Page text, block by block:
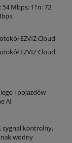
54 Mbps; 11n: 72
EZVIZ Cloud
EZVIZ Cloud
i pojazdów
AI
kontrolny,
wodny